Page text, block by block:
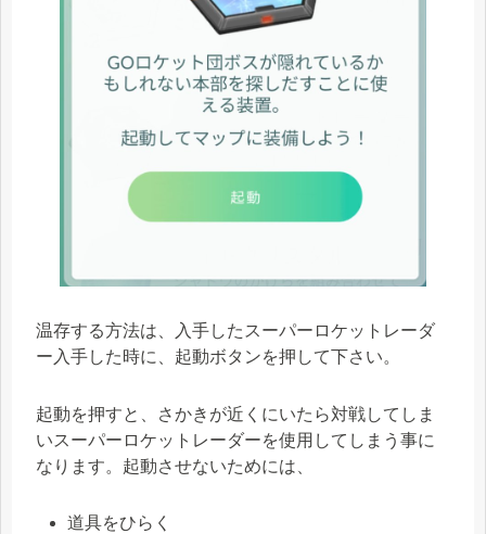
温存する方法は、入手したスーパーロケットレーダ
ー入手した時に、起動ボタンを押して下さい。
起動を押すと、さかきが近くにいたら対戦してしま
いスーパーロケットレーダーを使用してしまう事に
なります。起動させないためには、
道具をひらく